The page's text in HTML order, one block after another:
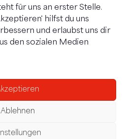
für uns an erster Stelle.
hilfst du uns
und erlaubst uns dir
den sozialen Medien
Ablehnen